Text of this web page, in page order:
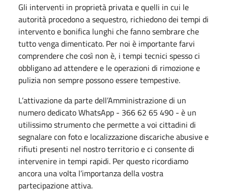
Gli interventi in proprietà privata e quelli in cui le
autorità procedono a sequestro, richiedono dei tempi di
intervento e bonifica lunghi che fanno sembrare che
tutto venga dimenticato. Per noi è importante farvi
comprendere che così non è, i tempi tecnici spesso ci
obbligano ad attendere e le operazioni di rimozione e
pulizia non sempre possono essere tempestive.
L’attivazione da parte dell’Amministrazione di un
numero dedicato WhatsApp - 366 62 65 490 - è un
utilissimo strumento che permette a voi cittadini di
segnalare con foto e localizzazione discariche abusive e
rifiuti presenti nel nostro territorio e ci consente di
intervenire in tempi rapidi. Per questo ricordiamo
ancora una volta l’importanza della vostra
partecipazione attiva.